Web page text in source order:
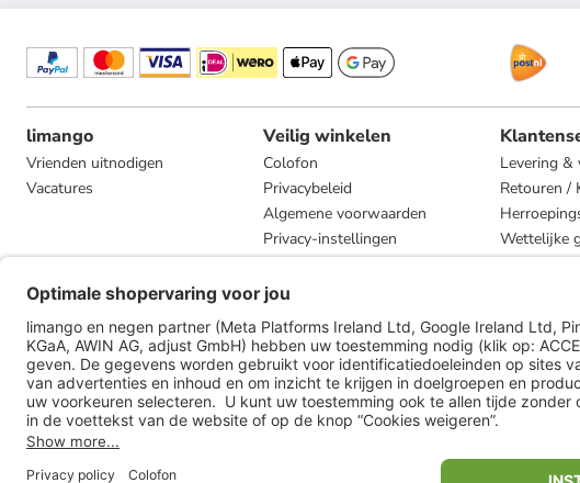
limango
Vrienden uitnodigen
Vacatures
Veilig winkelen
Colofon
Privacybeleid
Algemene voorwaarden
Privacy-instellingen
Compliance
Levering &
Retouren /
Wettelijke
** Alle